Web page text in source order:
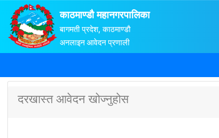
काठमाण्डौ महानगरपालिका
बागमती प्रदेश, काठमाण्डौ
अनलाइन आवेदन प्रणाली
दरखास्त आवेदन खोज्नुहोस